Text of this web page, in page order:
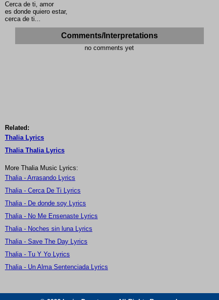
Cerca de ti, amor
es donde quiero estar,
cerca de ti...
Comments/Interpretations
no comments yet
Related:
Thalia Lyrics
Thalia Thalia Lyrics
More Thalia Music Lyrics:
Thalia - Arrasando Lyrics
Thalia - Cerca De Ti Lyrics
Thalia - De donde soy Lyrics
Thalia - No Me Ensenaste Lyrics
Thalia - Noches sin luna Lyrics
Thalia - Save The Day Lyrics
Thalia - Tu Y Yo Lyrics
Thalia - Un Alma Sentenciada Lyrics